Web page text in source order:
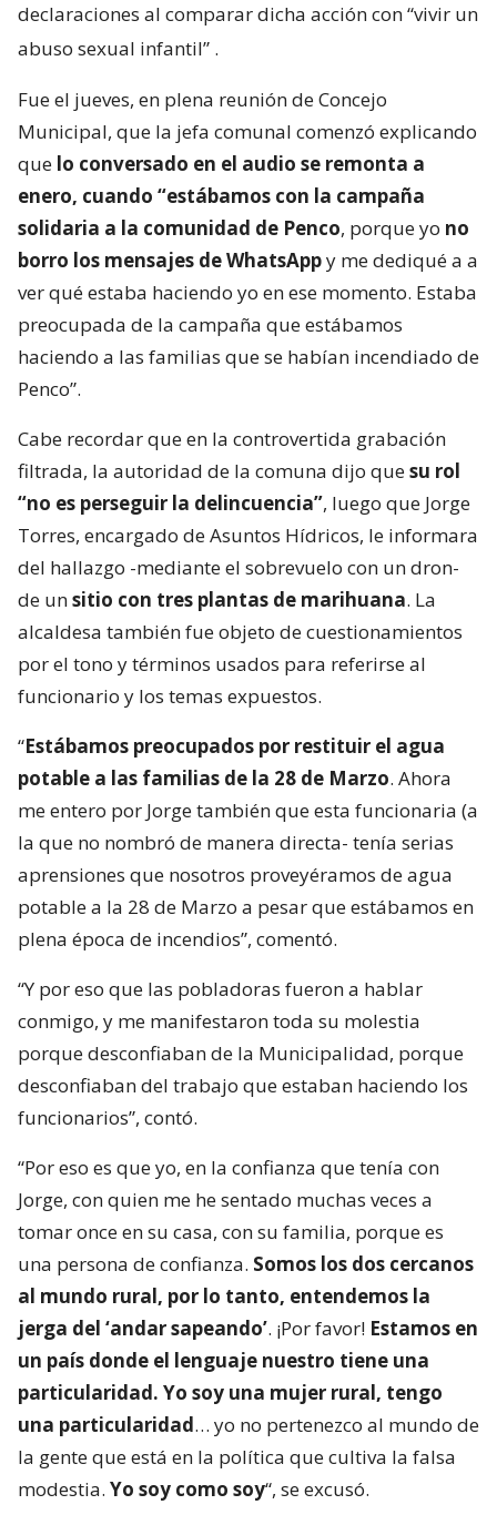
declaraciones al comparar dicha acción con “vivir un
abuso sexual infantil” .
Fue el jueves, en plena reunión de Concejo
Municipal, que la jefa comunal comenzó explicando
que lo conversado en el audio se remonta a
enero, cuando “estábamos con la campaña
solidaria a la comunidad de Penco, porque yo no
borro los mensajes de WhatsAppy me dediqué a a
ver qué estaba haciendo yo en ese momento. Estaba
preocupada de la campaña que estábamos
haciendo a las familias que se habían incendiado de
Penco”.
Cabe recordar que en la controvertida grabación
filtrada, la autoridad de la comuna dijo quesu rol
“no es perseguir la delincuencia”, luego que Jorge
Torres, encargado de Asuntos Hídricos, le informara
del hallazgo -mediante el sobrevuelo con un dron-
de unsitio con tres plantas de marihuana. La
alcaldesa también fue objeto de cuestionamientos
por el tono y términos usados para referirse al
funcionario y los temas expuestos.
“Estábamos preocupados por restituir el agua
potable a las familias de la 28 de Marzo. Ahora
me entero por Jorge también que esta funcionaria (a
la que no nombró de manera directa- tenía serias
aprensiones que nosotros proveyéramos de agua
potable a la 28 de Marzo a pesar que estábamos en
plena época de incendios”, comentó.
“Y por eso que las pobladoras fueron a hablar
conmigo, y me manifestaron toda su molestia
porque desconfiaban de la Municipalidad, porque
desconfiaban del trabajo que estaban haciendo los
funcionarios”, contó.
“Por eso es que yo, en la confianza que tenía con
Jorge, con quien me he sentado muchas veces a
tomar once en su casa, con su familia, porque es
una persona de confianza. Somos los dos cercanos
al mundo rural, por lo tanto, entendemos la
jerga del ‘andar sapeando’. ¡Por favor! Estamos en
un país donde el lenguaje nuestro tiene una
particularidad. Yo soy una mujer rural, tengo
una particularidad… yo no pertenezco al mundo de
la gente que está en la política que cultiva la falsa
modestia. Yo soy como soy“, se excusó.